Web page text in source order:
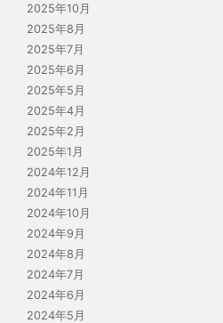
2025年10月
2025年8月
2025年7月
2025年6月
2025年5月
2025年4月
2025年2月
2025年1月
2024年12月
2024年11月
2024年10月
2024年9月
2024年8月
2024年7月
2024年6月
2024年5月